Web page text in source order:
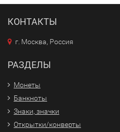
КОНТАКТЫ
г. Москва, Россия
РАЗДЕЛЫ
Монеты
Банкноты
Знаки, значки
Открытки/конверты